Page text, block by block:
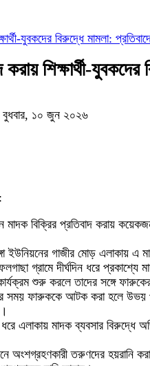
যুবকদের বিরুদ্ধে মামলা:
করায় শিক্ষার্থী-
১০ জুন ২০২৬
মাদক বিক্রির প্রতিবাদ করায়
ইউনিয়নের গাজীর মোড় এলাকায় এ
গ্রামে দীর্ঘদিন ধরে
শুরু করলে তাদের সঙ্গে
সময় ফারুককে আটক করা হলে
ধরে এলাকায় মাদক ব্যবসার
অংশগ্রহণকারী তরুণদের হয়রানি